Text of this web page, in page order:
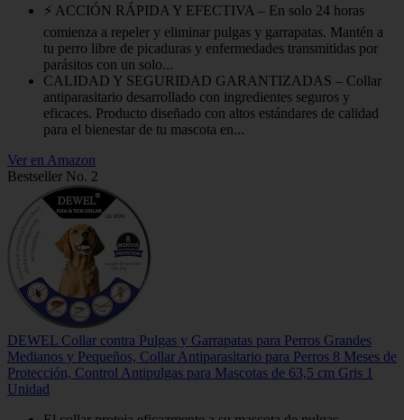
⚡ ACCIÓN RÁPIDA Y EFECTIVA – En solo 24 horas
comienza a repeler y eliminar pulgas y garrapatas. Mantén a
tu perro libre de picaduras y enfermedades transmitidas por
parásitos con un solo...
CALIDAD Y SEGURIDAD GARANTIZADAS – Collar
antiparasitario desarrollado con ingredientes seguros y
eficaces. Producto diseñado con altos estándares de calidad
para el bienestar de tu mascota en...
Ver en Amazon
Bestseller No. 2
DEWEL Collar contra Pulgas y Garrapatas para Perros Grandes
Medianos y Pequeños, Collar Antiparasitario para Perros 8 Meses de
Protección, Control Antipulgas para Mascotas de 63,5 cm Gris 1
Unidad